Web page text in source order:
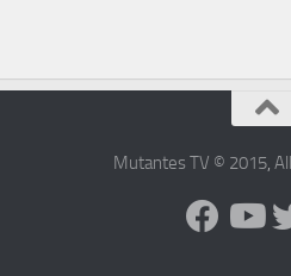
Mutantes TV © 2015,